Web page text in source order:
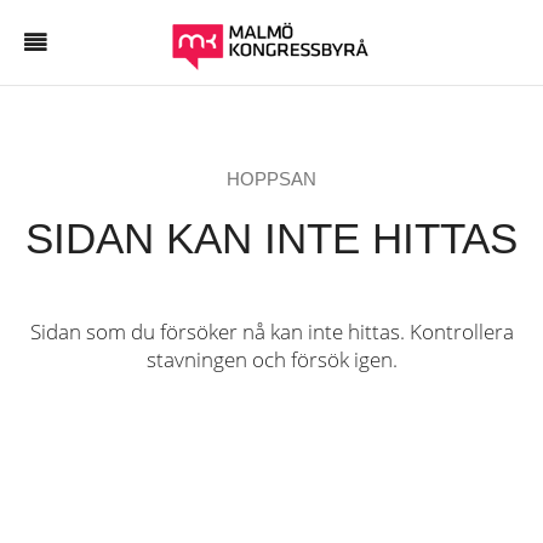
HOPPSAN
SIDAN KAN INTE HITTAS
Sidan som du försöker nå kan inte hittas. Kontrollera
stavningen och försök igen.